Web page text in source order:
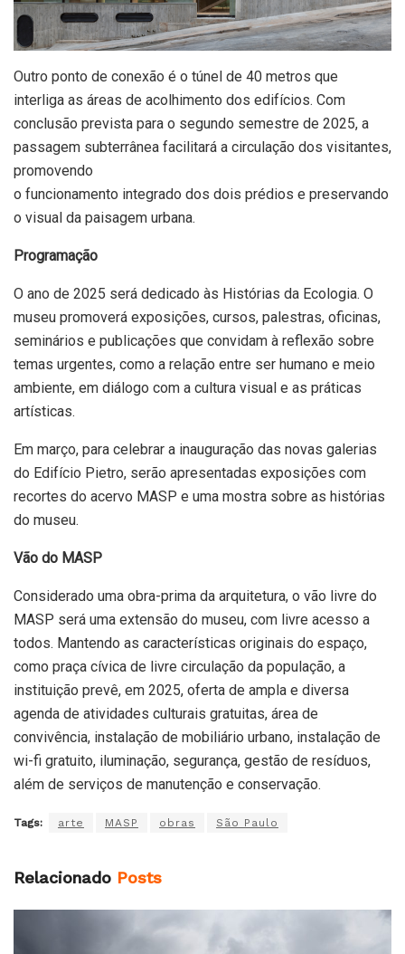
Outro ponto de conexão é o túnel de 40 metros que
interliga as áreas de acolhimento dos edifícios. Com
conclusão prevista para o segundo semestre de 2025, a
passagem subterrânea facilitará a circulação dos visitantes,
promovendo
o funcionamento integrado dos dois prédios e preservando
o visual da paisagem urbana.
Programação
O ano de 2025 será dedicado às Histórias da Ecologia. O
museu promoverá exposições, cursos, palestras, oficinas,
seminários e publicações que convidam à reflexão sobre
temas urgentes, como a relação entre ser humano e meio
ambiente, em diálogo com a cultura visual e as práticas
artísticas.
Em março, para celebrar a inauguração das novas galerias
do Edifício Pietro, serão apresentadas exposições com
recortes do acervo MASP e uma mostra sobre as histórias
do museu.
Vão do MASP
Considerado uma obra-prima da arquitetura, o vão livre do
MASP será uma extensão do museu, com livre acesso a
todos. Mantendo as características originais do espaço,
como praça cívica de livre circulação da população, a
instituição prevê, em 2025, oferta de ampla e diversa
agenda de atividades culturais gratuitas, área de
convivência, instalação de mobiliário urbano, instalação de
wi-fi gratuito, iluminação, segurança, gestão de resíduos,
além de serviços de manutenção e conservação.
Tags: arte MASP obras São Paulo
Relacionado Posts